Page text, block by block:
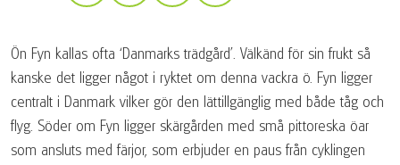
Ön Fyn kallas ofta ‘Danmarks trädgård’. Välkänd för sin frukt så
kanske det ligger något i ryktet om denna vackra ö. Fyn ligger
centralt i Danmark vilker gör den lättillgänglig med både tåg och
flyg. Söder om Fyn ligger skärgården med små pittoreska öar
som ansluts med färjor, som erbjuder en paus från cyklingen